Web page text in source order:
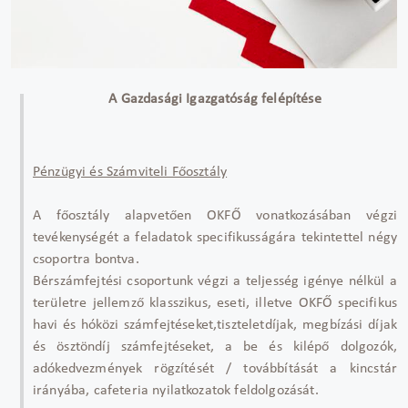
A Gazdasági Igazgatóság felépítése
Pénzügyi és Számviteli Főosztály
A főosztály alapvetően OKFŐ vonatkozásában végzi
tevékenységét a feladatok specifikusságára tekintettel négy
csoportra bontva.
Bérszámfejtési csoportunk végzi a teljesség igénye nélkül a
területre jellemző klasszikus, eseti, illetve OKFŐ specifikus
havi és hóközi számfejtéseket,tiszteletdíjak, megbízási díjak
és ösztöndíj számfejtéseket, a be és kilépő dolgozók,
adókedvezmények rögzítését / továbbítását a kincstár
irányába, cafeteria nyilatkozatok feldolgozását.